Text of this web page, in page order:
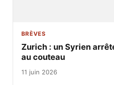
BRÈVES
Zurich : un Syrien
au couteau
11 juin 2026